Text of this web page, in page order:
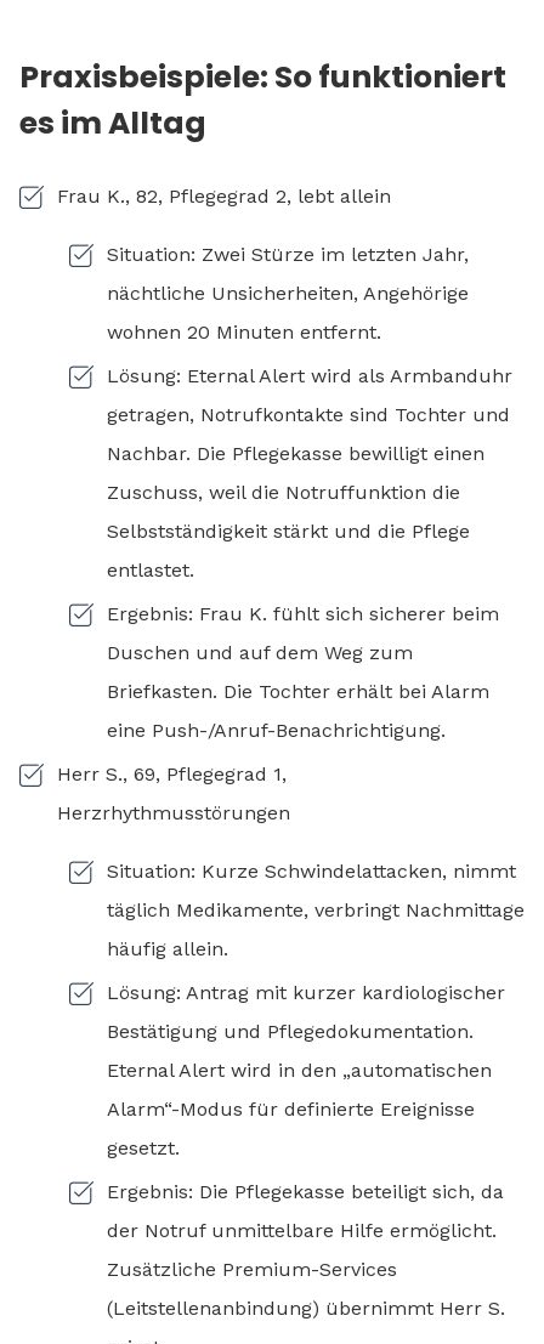
Praxisbeispiele: So funktioniert
es im Alltag
Frau K., 82, Pflegegrad 2, lebt allein
Situation: Zwei Stürze im letzten Jahr,
nächtliche Unsicherheiten, Angehörige
wohnen 20 Minuten entfernt.
Lösung: Eternal Alert wird als Armbanduhr
getragen, Notrufkontakte sind Tochter und
Nachbar. Die Pflegekasse bewilligt einen
Zuschuss, weil die Notruffunktion die
Selbstständigkeit stärkt und die Pflege
entlastet.
Ergebnis: Frau K. fühlt sich sicherer beim
Duschen und auf dem Weg zum
Briefkasten. Die Tochter erhält bei Alarm
eine Push-/Anruf-Benachrichtigung.
Herr S., 69, Pflegegrad 1,
Herzrhythmusstörungen
Situation: Kurze Schwindelattacken, nimmt
täglich Medikamente, verbringt Nachmittage
häufig allein.
Lösung: Antrag mit kurzer kardiologischer
Bestätigung und Pflegedokumentation.
Eternal Alert wird in den „automatischen
Alarm“-Modus für definierte Ereignisse
gesetzt.
Ergebnis: Die Pflegekasse beteiligt sich, da
der Notruf unmittelbare Hilfe ermöglicht.
Zusätzliche Premium-Services
(Leitstellenanbindung) übernimmt Herr S.